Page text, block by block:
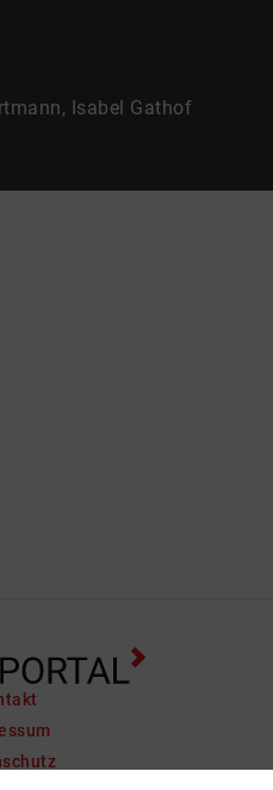
Isabel Gathof